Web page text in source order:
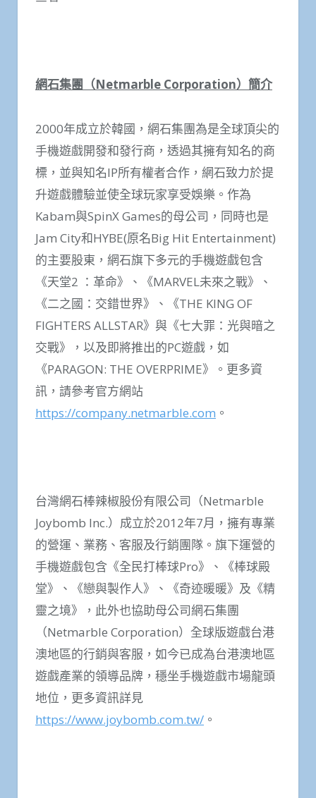
網石集團（Netmarble Corporation）簡介
2000年成立於韓國，網石集團為是全球頂尖的
手機遊戲開發和發行商，透過其擁有知名的商
標，並與知名IP所有權者合作，網石致力於提
升遊戲體驗並使全球玩家享受娛樂。作為
Kabam與SpinX Games的母公司，同時也是
Jam City和HYBE(原名Big Hit Entertainment)
的主要股東，網石旗下多元的手機遊戲包含
《天堂2 ：革命》、《MARVEL未來之戰》、
《二之國：交錯世界》、《THE KING OF
FIGHTERS ALLSTAR》與《七大罪：光與暗之
交戰》，以及即將推出的PC遊戲，如
《PARAGON: THE OVERPRIME》。更多資
訊，請參考官方網站
https://company.netmarble.com 。
台灣網石棒辣椒股份有限公司（Netmarble
Joybomb Inc.）成立於2012年7月，擁有專業
的營運、業務、客服及行銷團隊。旗下運營的
手機遊戲包含《全民打棒球Pro》、《棒球殿
堂》、《戀與製作人》、《奇迹暖暖》及《精
靈之境》，此外也協助母公司網石集團
（Netmarble Corporation）全球版遊戲台港
澳地區的行銷與客服，如今已成為台港澳地區
遊戲產業的領導品牌，穩坐手機遊戲市場龍頭
地位，更多資訊詳見
https://www.joybomb.com.tw/ 。